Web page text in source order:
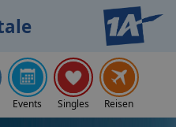
Events Singles Reisen